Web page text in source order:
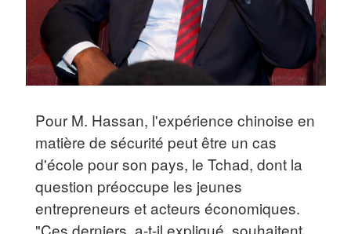
Pour M. Hassan, l'expérience chinoise en
matière de sécurité peut être un cas
d'école pour son pays, le Tchad, dont la
question préoccupe les jeunes
entrepreneurs et acteurs économiques.
"Ces derniers, a-t-il expliqué, souhaitent